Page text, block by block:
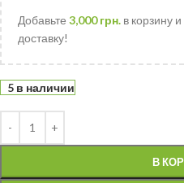
Добавьте 3,000грн. в корзину
доставку!
5 в наличии
В